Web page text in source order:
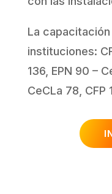
La
instituciones:
136, EPN 90 –
CeCLa 78, CFP